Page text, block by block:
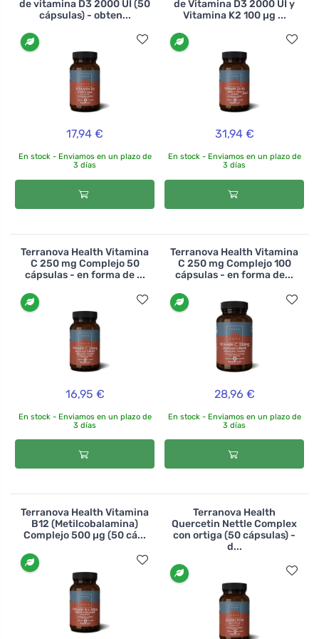
de vitamina D3 2000 UI (50
cápsulas) - obten...
17,94 €
En stock - Enviamos en un plazo de
3 días
de Vitamina D3 2000 UI y
Vitamina K2 100 µg ...
31,94 €
En stock - Enviamos en un plazo de
3 días
Terranova Health Vitamina
C 250 mg Complejo 50
cápsulas - en forma de ...
16,95 €
En stock - Enviamos en un plazo de
3 días
Terranova Health Vitamina
C 250 mg Complejo 100
cápsulas - en forma de...
28,96 €
En stock - Enviamos en un plazo de
3 días
Terranova Health Vitamina
B12 (Metilcobalamina)
Complejo 500 µg (50 cá...
Terranova Health
Quercetin Nettle Complex
con ortiga (50 cápsulas) -
d...